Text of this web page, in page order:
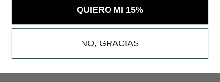
QUIERO MI 15%
NO, GRACIAS